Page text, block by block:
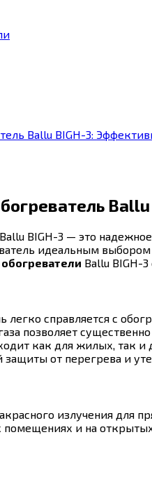
Ballu BIGH-3:
BIGH-3 — это
идеальным
Ballu BIGH-
легко справляется с
позволяет
как для жилых, так
от перегрева и
излучения для
помещениях и на